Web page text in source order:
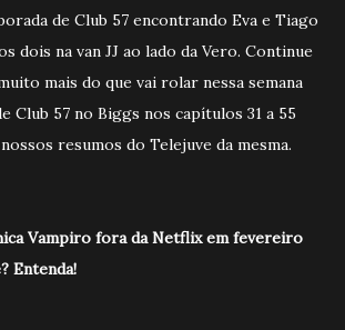
de Club 57 encontrando Eva e Tiago
dois na van JJ ao lado da Vero. Continue
mais do que vai rolar nessa semana
Club 57 no Biggs nos capítulos 31 a 55
resumos do Telejuve da mesma.
Vampiro fora da Netflix em fevereiro
Entenda!